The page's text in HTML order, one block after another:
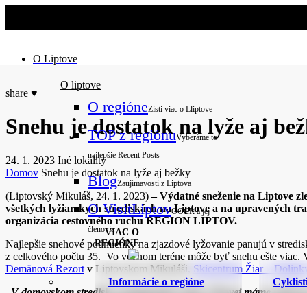
O Liptove
O liptove
O regióneZisti viac o Lliptove
TOP z regiónuVyberáme to
najlepšie Recent Posts
BlogZaujímavosti z Liptova
O VisitLiptovOOCR a jej
členovia
Informácie o regióne
VIAC O
REGIÓNE
share ♥
Snehu je dostatok na lyže aj
24. 1. 2023 Iné lokality
Domov Snehu je dostatok na lyže aj bežky
(Liptovský Mikuláš, 24. 1. 2023)– Výdatné sneženie na Liptove
všetkých lyžiarskych strediskách na Liptove a na upravených
organizácia cestovného ruchu REGION LIPTOV.
Najlepšie snehové podmienky na zjazdové lyžovanie panujú v
z celkového počtu 35. Vo voľnom teréne môže byť snehu ešte viac.
Demänová Rezort v Liptovskom Mikuláši, Skicentrum Žiar –